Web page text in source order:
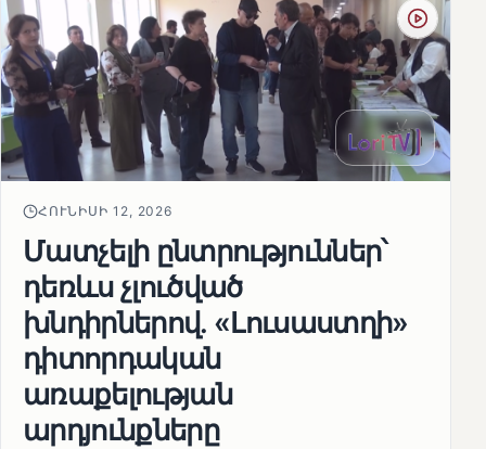
ՀՈՒՆԻՍԻ 12, 2026
Մատչելի ընտրություններ՝
դեռևս չլուծված
խնդիրներով. «Լուսաստղի»
դիտորդական
առաքելության
արդյունքները